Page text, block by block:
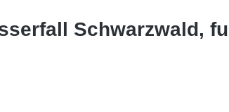
Schwarzwald,